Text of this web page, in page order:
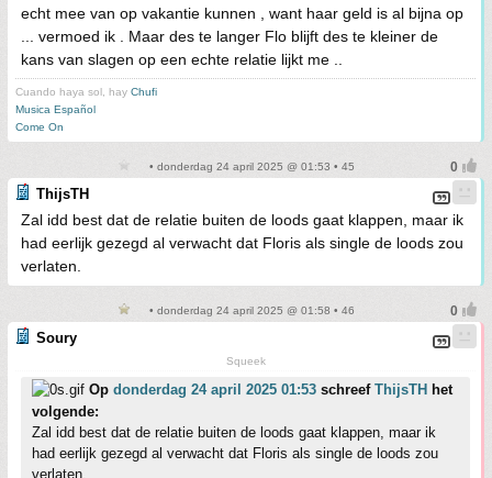
echt mee van op vakantie kunnen , want haar geld is al bijna op
... vermoed ik . Maar des te langer Flo blijft des te kleiner de
kans van slagen op een echte relatie lijkt me ..
Cuando haya sol, hay Chufi
Musica Español
Come On
• donderdag 24 april 2025 @ 01:53 • 45
ThijsTH
Zal idd best dat de relatie buiten de loods gaat klappen, maar ik
had eerlijk gezegd al verwacht dat Floris als single de loods zou
verlaten.
• donderdag 24 april 2025 @ 01:58 • 46
Soury
Squeek
Op donderdag 24 april 2025 01:53 schreef ThijsTH het
volgende:
Zal idd best dat de relatie buiten de loods gaat klappen, maar ik
had eerlijk gezegd al verwacht dat Floris als single de loods zou
verlaten.